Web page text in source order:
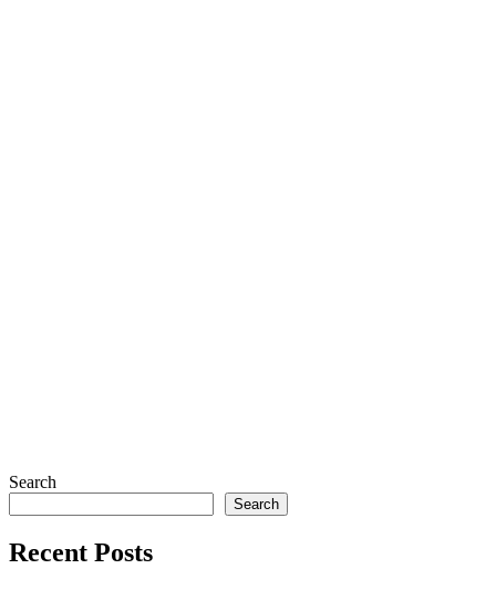
Search
Search
Recent Posts